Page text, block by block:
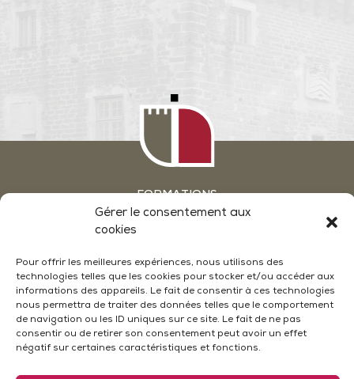
Gérer le consentement aux
cookies
Pour offrir les meilleures expériences, nous utilisons des
technologies telles que les cookies pour stocker et/ou accéder aux
informations des appareils. Le fait de consentir à ces technologies
nous permettra de traiter des données telles que le comportement
de navigation ou les ID uniques sur ce site. Le fait de ne pas
consentir ou de retirer son consentement peut avoir un effet
négatif sur certaines caractéristiques et fonctions.
FORMATIONS
GROUPES & SÉMINAIRES
CONDITIONS GÉNÉRALES DE VENTE
MENTIONS LÉGALES
POLITIQUE DE CONFIDENTIALITÉ
POLITIQUE DE COOKIES (UE)
PLAN DU SITE